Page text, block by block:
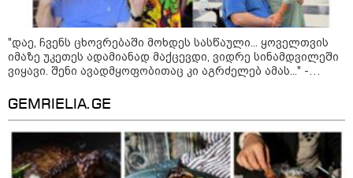
როდის დაიწყო რეალურად
საქართველო-რუსეთის ომი და
მთავარი შეცდომა, რომელიც
საბედისწერო გამოდგა
ომში რეკორდული მასშტაბი
მიიღო
"დაე, ჩვენს ცხოვრებაში მოხდეს სასწაული... ყოველთვის
იმაზე უკეთეს ადამიანად მაქცევდი, ვიდრე სინამდვილეში
ვიყავი. შენი ავადმყოფობითაც კი აგრძელებ ამას..." -
GEMRIELIA.GE